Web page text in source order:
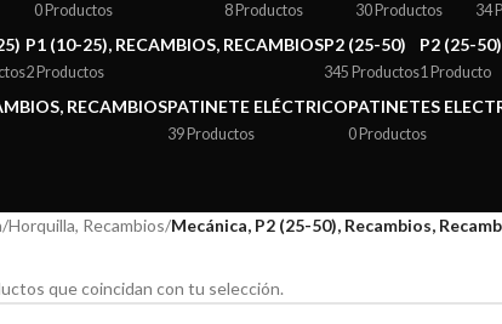
0 Productos 8 Productos 30 Productos 34
P1 (10-25), RECAMBIOS, RECAMBIOS
2 Productos
P2 (25-50)
345 Productos
P2 (25-
1 Producto
RECAMBIOSPATINETE ELÉCTRICO
39 Productos
PATINETES
0 Productos
/Horquilla, Recambios/Mecánica, P2 (25-50), Recambios,
que coincidan con tu selección.